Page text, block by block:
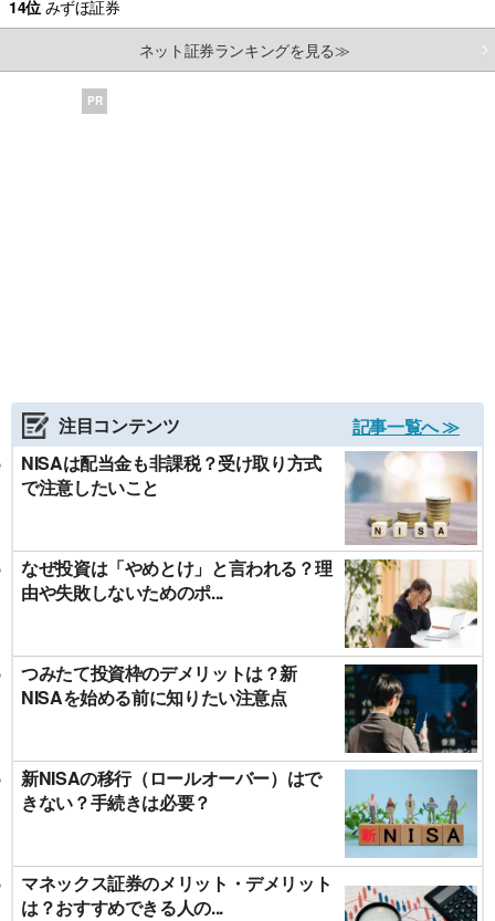
14位 みずほ証券
ネット証券ランキングを見る≫
PR
注目コンテンツ
記事一覧へ ≫
NISAは配当金も非課税？受け取り方式
で注意したいこと
なぜ投資は「やめとけ」と言われる？理
由や失敗しないためのポ...
つみたて投資枠のデメリットは？新
NISAを始める前に知りたい注意点
新NISAの移行（ロールオーバー）はで
きない？手続きは必要？
マネックス証券のメリット・デメリット
は？おすすめできる人の...